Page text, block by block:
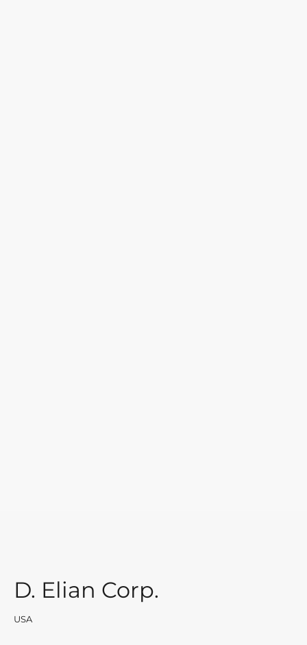
D. Elian Corp.
USA